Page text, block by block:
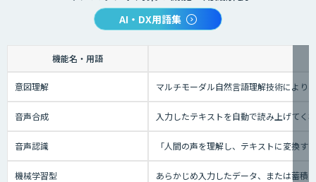
AI・DX用語集
機能名・用語
意図理解 マルチモーダル自然言語理解技術により
音声合成 入力したテキストを自動で読み上げてく
音声認識 「人間の声を理解し、テキストに変換
機械学習型 あらかじめ入力したデータ、または蓄積